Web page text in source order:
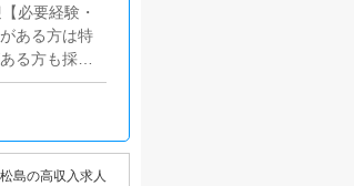
品の管理・
必要経験・
ある方は特
る方も採用
島の高収入求人